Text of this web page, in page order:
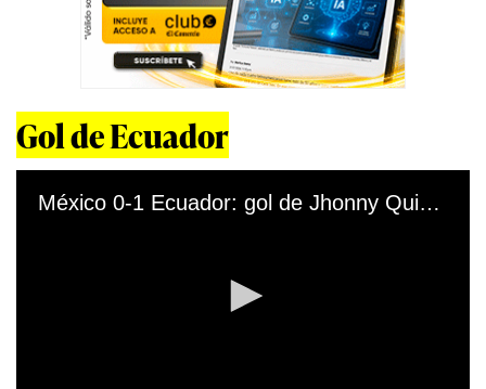
Gol de Ecuador
México 0-1 Ecuador: gol de Jhonny Quiñonez. (Video TUDN)